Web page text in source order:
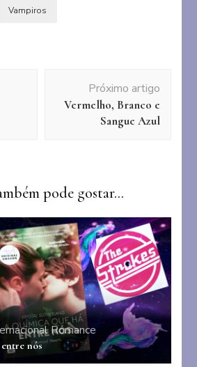
Vampiros
Próximo artigo
Vermelho, Branco e
Sangue Azul
pode gostar...
Romance
nós